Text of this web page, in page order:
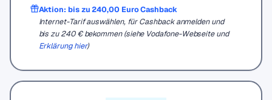
Aktion: bis zu 240,00 Euro Cashback
Internet-Tarif auswählen, für Cashback anmelden und
bis zu 240 € bekommen (siehe Vodafone-Webseite und
Erklärung hier)